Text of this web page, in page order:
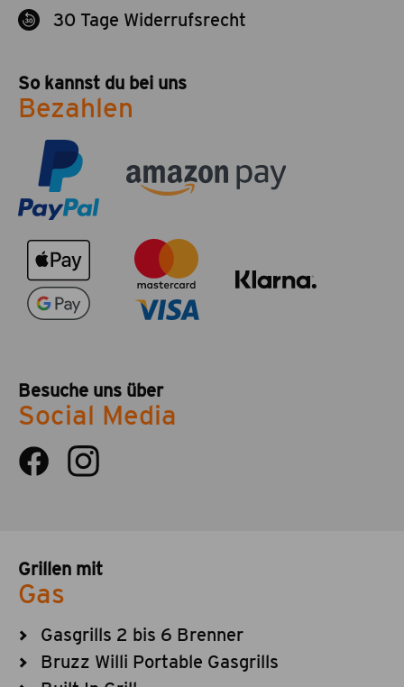
30 Tage Widerrufsrecht
So kannst du bei uns
Bezahlen
Besuche uns über
Social Media
Grillen mit
Gas
Gasgrills 2 bis 6 Brenner
Bruzz Willi Portable Gasgrills